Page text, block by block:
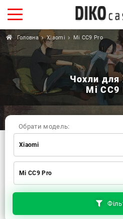
Головна Xiaomi Mi CC9 Pro
Чохли для
Mi CC9
Обрати модель:
Xiaomi
Xiaomi
Apple
Huawei
Realme
TECNO
ZTE
OnePlus
Motorola
Mi CC9 Pro